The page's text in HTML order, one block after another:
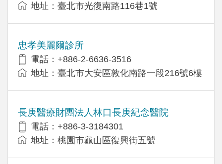
地址：臺北市光復南路116巷1號
忠孝美麗爾診所
電話：+886-2-6636-3516
地址：臺北市大安區敦化南路一段216號6樓
長庚醫療財團法人林口長庚紀念醫院
電話：+886-3-3184301
地址：桃園市龜山區復興街五號